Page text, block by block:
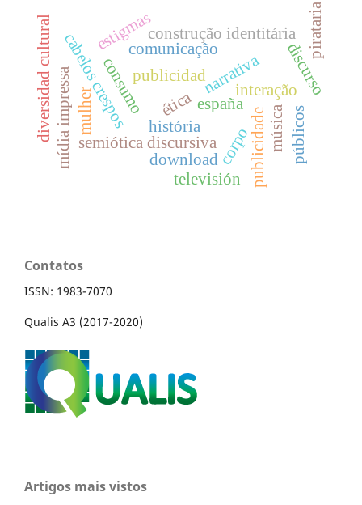
comunicação
consumo
história
narrativa
corpo
construção identitária
semiótica discursiva
interação
mídia impressa discurso
publicidade
ética
mulher
cabelos crespospublicidad
diversidad cultural españa músicapúblicos
estigmas
download
pirataria
televisión
Contatos
ISSN: 1983-7070
Qualis A3 (2017-2020)
Artigos mais vistos